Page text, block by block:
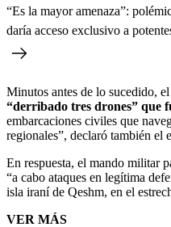
“Es la mayor amenaza”:
daría acceso exclusivo a
Minutos antes de lo sucedido,
“derribado tres drones” que
embarcaciones civiles que
regionales”, declaró también el
En respuesta, el mando militar
“a cabo ataques en legítima
isla iraní de Qeshm, en el
VER MÁS